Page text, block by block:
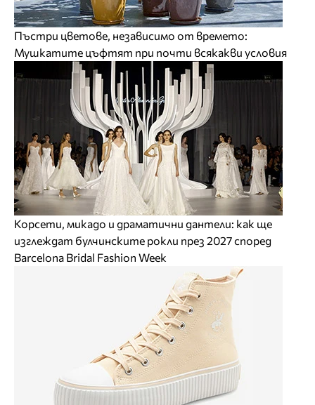
Пъстри цветове, независимо от времето:
Мушкатите цъфтят при почти всякакви условия
Корсети, микадо и драматични дантели: как ще
изглеждат булчинските рокли през 2027 според
Barcelona Bridal Fashion Week